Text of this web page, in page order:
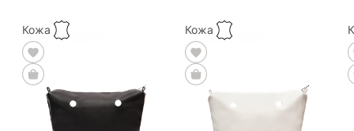
Кожа Кожа